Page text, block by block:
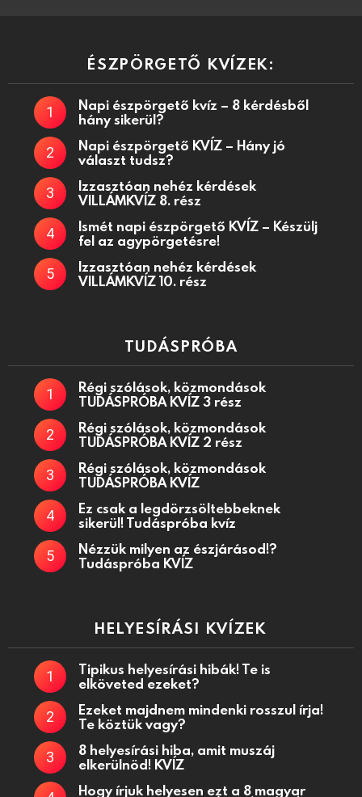
ÉSZPÖRGETŐ KVÍZEK:
Napi észpörgető kvíz – 8 kérdésből
hány sikerül?
Napi észpörgető KVÍZ – Hány jó
választ tudsz?
Izzasztóan nehéz kérdések
VILLÁMKVÍZ 8. rész
Ismét napi észpörgető KVÍZ – Készülj
fel az agypörgetésre!
Izzasztóan nehéz kérdések
VILLÁMKVÍZ 10. rész
TUDÁSPRÓBA
Régi szólások, közmondások
TUDÁSPRÓBA KVÍZ 3 rész
Régi szólások, közmondások
TUDÁSPRÓBA KVÍZ 2 rész
Régi szólások, közmondások
TUDÁSPRÓBA KVÍZ
Ez csak a legdörzsöltebbeknek
sikerül! Tudáspróba kvíz
Nézzük milyen az észjárásod!?
Tudáspróba KVÍZ
HELYESÍRÁSI KVÍZEK
Tipikus helyesírási hibák! Te is
elköveted ezeket?
Ezeket majdnem mindenki rosszul írja!
Te köztük vagy?
8 helyesírási hiba, amit muszáj
elkerülnöd! KVÍZ
Hogy írjuk helyesen ezt a 8 magyar